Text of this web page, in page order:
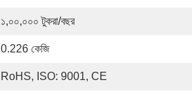
১,০০,০০০ টুকরা/বছর
0.226 কেজি
RoHS, ISO: 9001, CE